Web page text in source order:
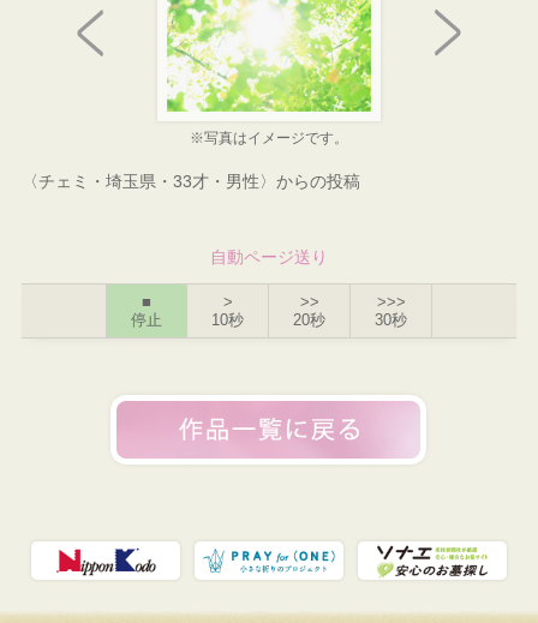
※写真はイメージです。
〈チェミ・埼玉県・33才・男性〉からの投稿
自動ページ送り
■
停止
>
10秒
>>
20秒
>>>
30秒